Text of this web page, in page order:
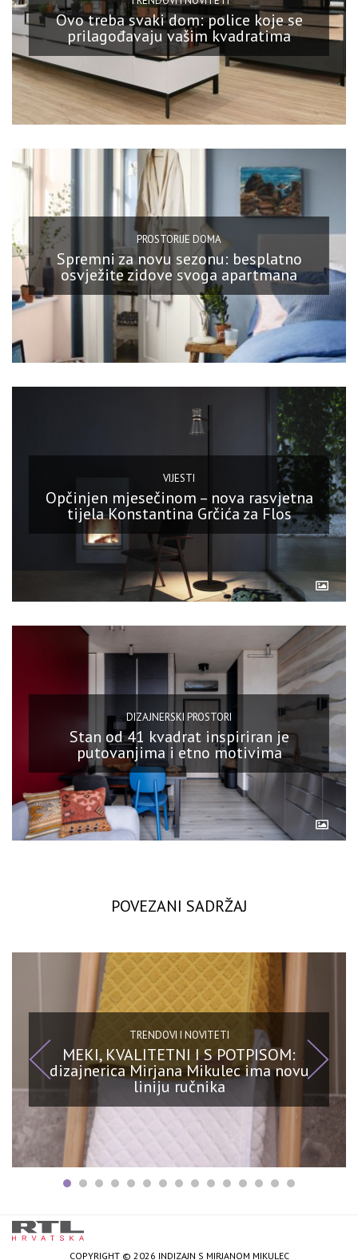
Ovo treba svaki dom: police koje se
prilagođavaju vašim kvadratima
PROSTORIJE DOMA
Spremni za novu sezonu: besplatno
osvježite zidove svoga apartmana
VIJESTI
Opčinjen mjesečinom – nova rasvjetna
tijela Konstantina Grčića za Flos
DIZAJNERSKI PROSTORI
Stan od 41 kvadrat inspiriran je
putovanjima i etno motivima
POVEZANI SADRŽAJ
TRENDOVI I NOVITETI
MEKI, KVALITETNI I S POTPISOM:
dizajnerica Mirjana Mikulec ima novu
liniju ručnika
COPYRIGHT © 2026 INDIZAJN S MIRJANOM MIKULEC